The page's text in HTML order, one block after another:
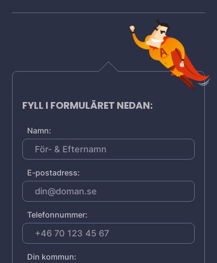
FYLL I FORMULÄRET NEDAN:
Namn:
E-postadress:
Telefonnummer:
Din kommun: